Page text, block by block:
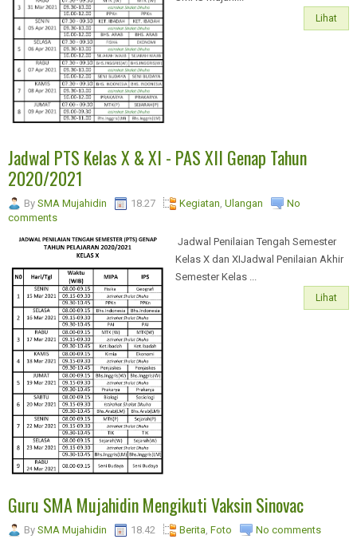
Lihat
Jadwal PTS Kelas X & XI - PAS XII Genap Tahun
2020/2021
By SMA Mujahidin 18.27 Kegiatan Ulangan
No
comments
Jadwal Penilaian Tengah Semester
Kelas X dan XIJadwal Penilaian Akhir
Semester Kelas ...
Lihat
Guru SMA Mujahidin Mengikuti Vaksin Sinovac
By SMA Mujahidin 18.42 Berita, Foto
No comments